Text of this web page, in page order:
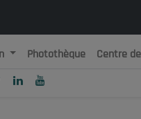
et Populaire
Photothèque Centre